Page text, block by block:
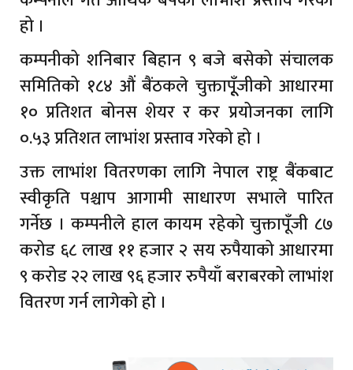
हो ।
कम्पनीको शनिबार बिहान ९ बजे बसेको संचालक
समितिको १८४ औं बैंठकले चुक्तापूूँजीको आधारमा
१० प्रतिशत बोनस शेयर र कर प्रयोजनका लागि
०.५३ प्रतिशत लाभांश प्रस्ताव गरेको हो ।
उक्त लाभांश वितरणका लागि नेपाल राष्ट्र बैंकबाट
स्वीकृति पश्चाप आगामी साधारण सभाले पारित
गर्नेछ । कम्पनीले हाल कायम रहेको चुक्तापूँजी ८७
करोड ६८ लाख ११ हजार २ सय रुपैयाको आधारमा
९ करोड २२ लाख ९६ हजार रुपैयाँ बराबरको लाभांश
वितरण गर्न लागेको हो ।